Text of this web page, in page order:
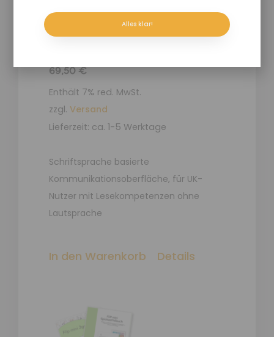
69,50€
Enthält 7% red. MwSt.
zzgl. Versand
Lieferzeit: ca. 1-5 Werktage
Schriftsprache basierte
Kommunikationsoberfläche, für UK-
Nutzer mit Lesekompetenzen ohne
Lautsprache
In den Warenkorb Details
Alles klar!